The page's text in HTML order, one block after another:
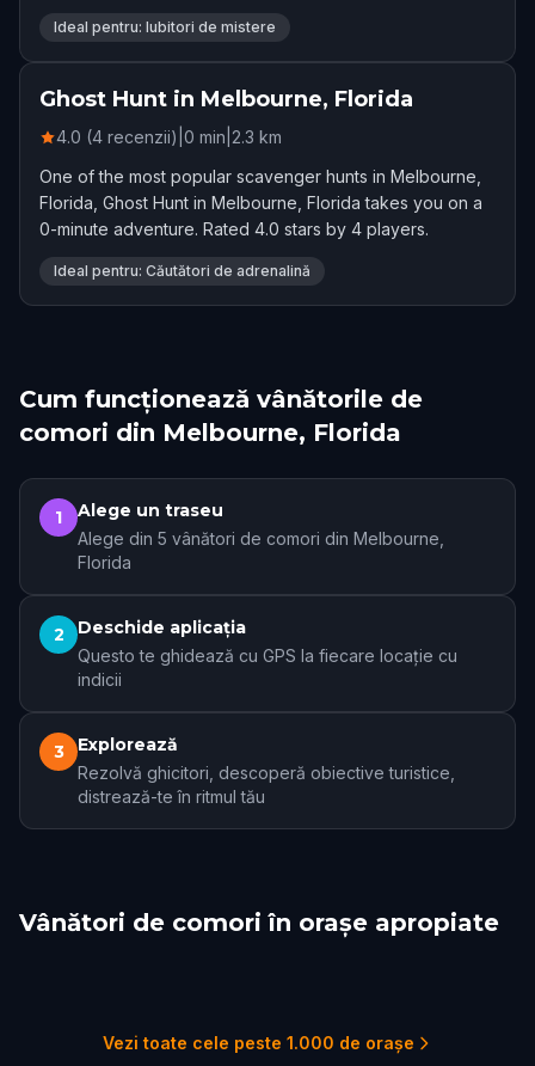
Rated 4.0 stars by 12 players.
Ideal pentru: Iubitori de mistere
Ghost Hunt in Melbourne, Florida
4.0 (4 recenzii) 0 min 2.3 km
One of the most popular scavenger hunts in Melbourne,
Florida, Ghost Hunt in Melbourne, Florida takes you on a
0-minute adventure. Rated 4.0 stars by 4 players.
Ideal pentru: Căutători de adrenalină
Cum funcționează vânătorile de
comori din Melbourne, Florida
1 Alege un traseu
Alege din 5 vânători de comori din Melbourne,
Florida
2 Deschide aplicația
Questo te ghidează cu GPS la fiecare locație cu
indicii
3 Explorează
Rezolvă ghicitori, descoperă obiective turistice,
distrează-te în ritmul tău
Vânători de comori în orașe apropiate
Cocoa
Vezi toate cele peste 1.000 de orașe